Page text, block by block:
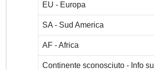
EU - Europa
SA - Sud America
AF - Africa
Continente sconosciuto - Info sul